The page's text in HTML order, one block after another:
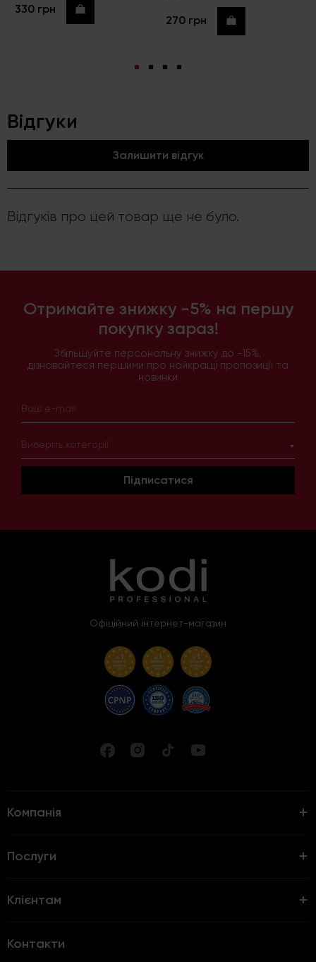
330 грн Купити
270 грн Купити
Відгуки
Залишити відгук
Відгуків про цей товар ще не було.
Отримайте знижку -5% на першу
покупку зараз!
Збільшуйте персональну знижку до -15%,
дізнавайтеся першими про найкращі пропозиції та
новинки
Виберіть категорії
Підписатися
Офіційний інтернет-магазин
Компанія
Послуги
Клієнтам
Контакти